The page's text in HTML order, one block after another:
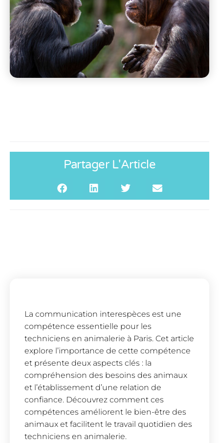
Partager L'Article
La communication interespèces est une
compétence essentielle pour les
techniciens en animalerie à Paris. Cet article
explore l’importance de cette compétence
et présente deux aspects clés : la
compréhension des besoins des animaux
et l’établissement d’une relation de
confiance. Découvrez comment ces
compétences améliorent le bien-être des
animaux et facilitent le travail quotidien des
techniciens en animalerie.